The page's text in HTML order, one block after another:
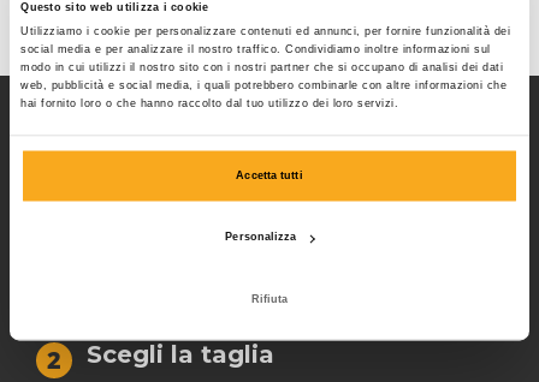
Questo sito web utilizza i cookie
Utilizziamo i cookie per personalizzare contenuti ed annunci, per fornire funzionalità dei
social media e per analizzare il nostro traffico. Condividiamo inoltre informazioni sul
modo in cui utilizzi il nostro sito con i nostri partner che si occupano di analisi dei dati
web, pubblicità e social media, i quali potrebbero combinarle con altre informazioni che
hai fornito loro o che hanno raccolto dal tuo utilizzo dei loro servizi.
Accetta tutti
Personalizza
Rifiuta
Fai il grande
passo:
2 Scegli la taglia